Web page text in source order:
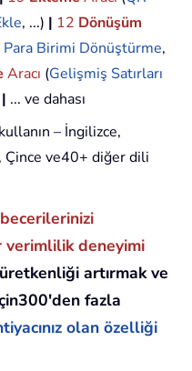
, ...) | 12 Dönüşüm
Para Birimi Dönüştürme,
Aracı (Gelişmiş Satırları
| ... ve dahası
– İngilizce,
Çince ve40+ diğer dili
verimlilik deneyimi
artırmak ve
fazla
olan özelliği